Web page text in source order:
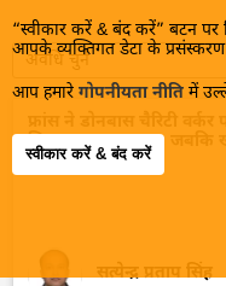
“स्वीकार करें & बंद करें” बटन
आपके व्यक्तिगत डेटा के प्रसंस्करण
आप हमारे गोपनीयता नीति में
स्वीकार करें & बंद करें
अवधि चुनें
लिए चलाया मुकदमा, जबकि
हथियार देता है
सत्येन्द्र प्रताप सिंह